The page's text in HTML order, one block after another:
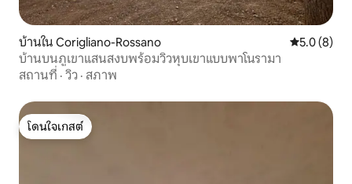
บ้านใน Corigliano-Rossano คะแนนเฉลี่
5.0 (8)
บ้านบนภูเขาแสนสงบพร้อมวิวหุบเขาแบบพาโนรามา
สถานที่ · วิว · สภาพ
โดนใจเกสต์
โดนใจเกสต์